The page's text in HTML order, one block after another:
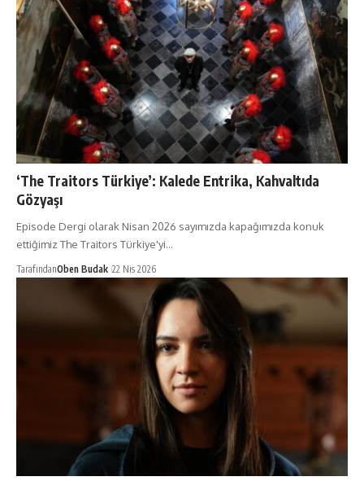
‘The Traitors Türkiye’: Kalede Entrika, Kahvaltıda
Gözyaşı
Episode Dergi olarak Nisan 2026 sayımızda kapağımızda konuk
ettiğimiz The Traitors Türkiye'yi…
TarafındanOben Budak 22 Nis 2026